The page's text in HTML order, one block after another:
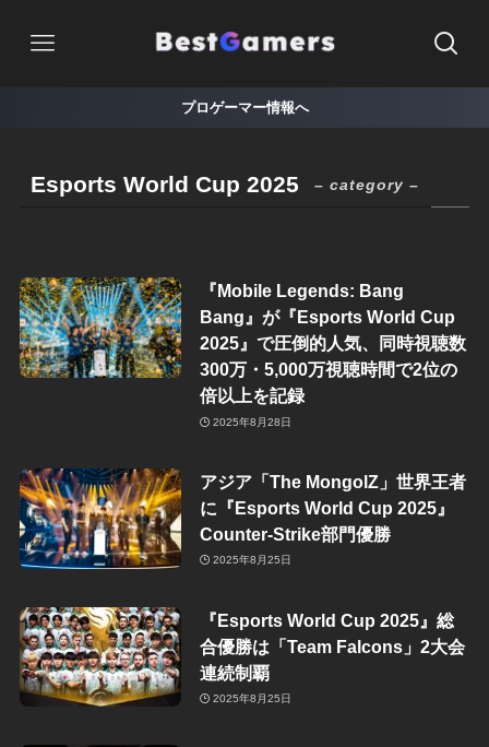
プロゲーマー情報へ
Esports World Cup 2025 – category –
『Mobile Legends: Bang
Bang』が『Esports World Cup
2025』で圧倒的人気、同時視聴数
300万・5,000万視聴時間で2位の
倍以上を記録
2025年8月28日
アジア「The MongolZ」世界王者
に『Esports World Cup 2025』
Counter-Strike部門優勝
2025年8月25日
『Esports World Cup 2025』総
合優勝は「Team Falcons」2大会
連続制覇
2025年8月25日